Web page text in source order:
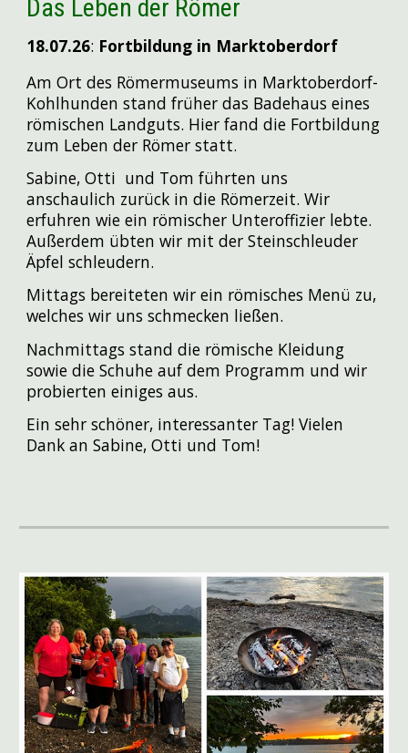
Das Leben der Römer
18.07.26: Fortbildung in Marktoberdorf
Am Ort des Römermuseums in Marktoberdorf-
Kohlhunden stand früher das Badehaus eines
römischen Landguts. Hier fand die Fortbildung
zum Leben der Römer statt.
Sabine, Otti und Tom führten uns
anschaulich zurück in die Römerzeit. Wir
erfuhren wie ein römischer Unteroffizier lebte.
Außerdem übten wir mit der Steinschleuder
Äpfel schleudern.
Mittags bereiteten wir ein römisches Menü zu,
welches wir uns schmecken ließen.
Nachmittags stand die römische Kleidung
sowie die Schuhe auf dem Programm und wir
probierten einiges aus.
Ein sehr schöner, interessanter Tag! Vielen
Dank an Sabine, Otti und Tom!